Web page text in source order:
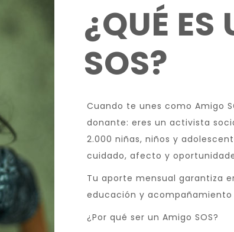
¿QUÉ
SOS?
Cuando te unes como Amigo
donante: eres un activista
2.000 niñas, niños y
cuidado, afecto y
Tu aporte mensual garantiza
educación y
¿Por qué ser un Amigo SOS?